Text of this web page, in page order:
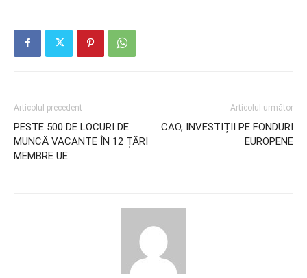
Articolul precedent
PESTE 500 DE LOCURI DE
MUNCĂ VACANTE ÎN 12 ȚĂRI
MEMBRE UE
Articolul următor
CAO, INVESTIȚII PE FONDURI
EUROPENE